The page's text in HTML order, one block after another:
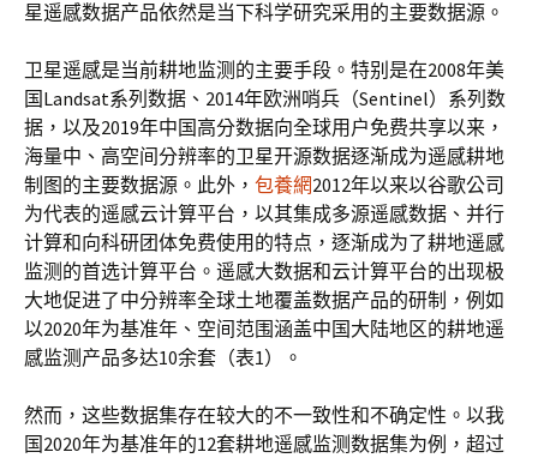
星遥感数据产品依然是当下科学研究采用的主要数据源。
卫星遥感是当前耕地监测的主要手段。特别是在2008年美
国Landsat系列数据、2014年欧洲哨兵（Sentinel）系列数
据，以及2019年中国高分数据向全球用户免费共享以来，
海量中、高空间分辨率的卫星开源数据逐渐成为遥感耕地
制图的主要数据源。此外， 包養網2012年以来以谷歌公司
为代表的遥感云计算平台，以其集成多源遥感数据、并行
计算和向科研团体免费使用的特点，逐渐成为了耕地遥感
监测的首选计算平台。遥感大数据和云计算平台的出现极
大地促进了中分辨率全球土地覆盖数据产品的研制，例如
以2020年为基准年、空间范围涵盖中国大陆地区的耕地遥
感监测产品多达10余套（表1）。
然而，这些数据集存在较大的不一致性和不确定性。以我
国2020年为基准年的12套耕地遥感监测数据集为例，超过